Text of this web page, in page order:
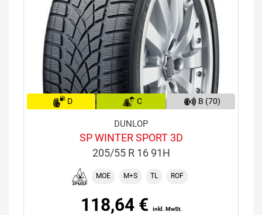
D C B (70)
DUNLOP
SP WINTER SPORT 3D
205/55 R 16 91H
MOE M+S TL ROF
118,64 € inkl. MwSt.